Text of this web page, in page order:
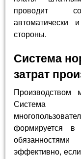
проводит
автоматически
стороны.
Система
затрат
Производством
Система
формируется в
эффективно,